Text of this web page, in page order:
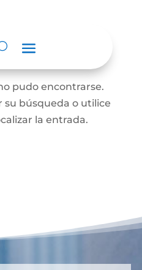
pudo encontrarse.
su búsqueda o utilice
la entrada.